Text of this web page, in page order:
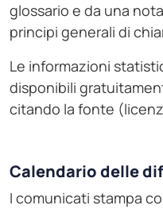
glossario e da una
principi generali di
Le informazioni
disponibili
citando la fonte
Calendario delle
I comunicati stampa